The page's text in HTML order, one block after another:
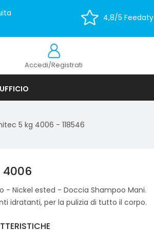
4,8/5 Feedaty
Accedi/Registrati
UFFICIO
5 kg 4006 - 118546
Nickel ested - Doccia Shampoo Mani.
idratanti, per la pulizia di tutto il corpo.